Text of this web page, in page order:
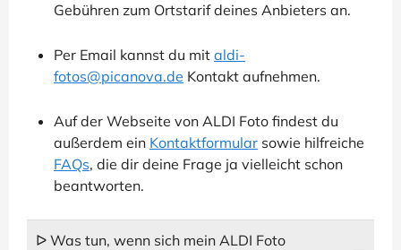
Gebühren zum Ortstarif deines Anbieters an.
Per Email kannst du mit aldi-
fotos@picanova.de Kontakt aufnehmen.
Auf der Webseite von ALDI Foto findest du
außerdem ein Kontaktformular sowie hilfreiche
FAQs, die dir deine Frage ja vielleicht schon
beantworten.
ᐅ Was tun, wenn sich mein ALDI Foto